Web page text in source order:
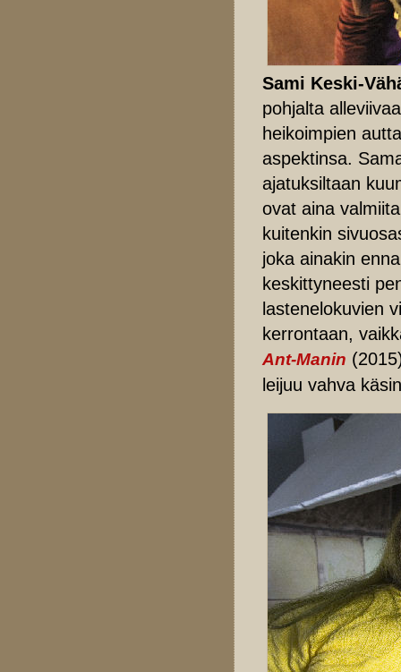
Sami Keski-
pohjalta
heikoimpien
aspektinsa.
ajatuksiltaan
ovat aina
kuitenkin
joka ainakin
keskittyneesti
lastenelokuvien
kerrontaan,
Ant-Manin
leijuu vahva